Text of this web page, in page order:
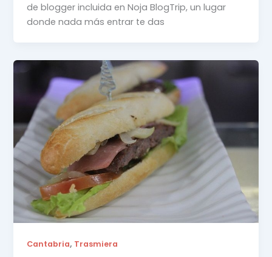
de blogger incluida en Noja BlogTrip, un lugar
donde nada más entrar te das
Cantabria, Trasmiera